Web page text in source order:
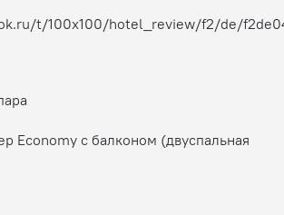
Economy с балконом (двуспальная